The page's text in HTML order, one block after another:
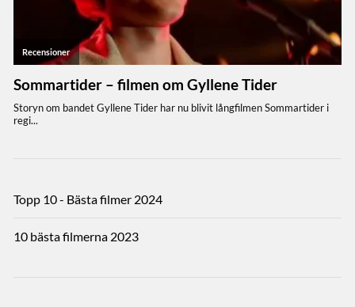
Topp 10 - Bästa filmer 2024
10 bästa filmerna 2023